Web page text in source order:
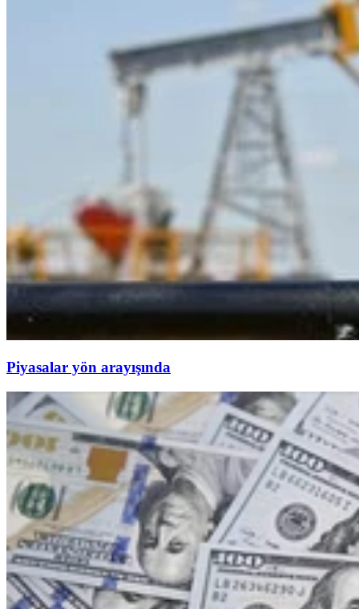
Piyasalar yön arayışında